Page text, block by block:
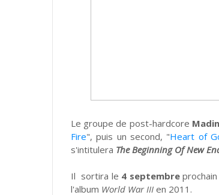
Le groupe de post-hardcore
Fire", puis un second, "Heart of
s'intitulera The Beginning Of New
Il sortira le 4 septembreprochain
l'album World War III en 2011.